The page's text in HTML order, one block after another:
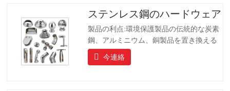
理想的な選択肢です。
ステンレス鋼のハードウェア
製品の利点:環境保護製品の伝統的な炭素
鋼、アルミニウム、銅製品を置き換える
ことです、製品は長寿命を持っています
長寿命、美しい外観、耐酸性および耐ア
今連絡